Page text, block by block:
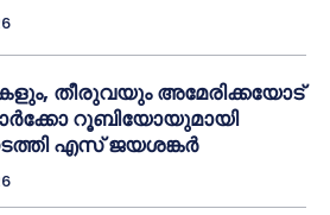
തീരുവയും അമേരിക്കയോട്
റൂബിയോയുമായി
എസ് ജയശങ്കർ